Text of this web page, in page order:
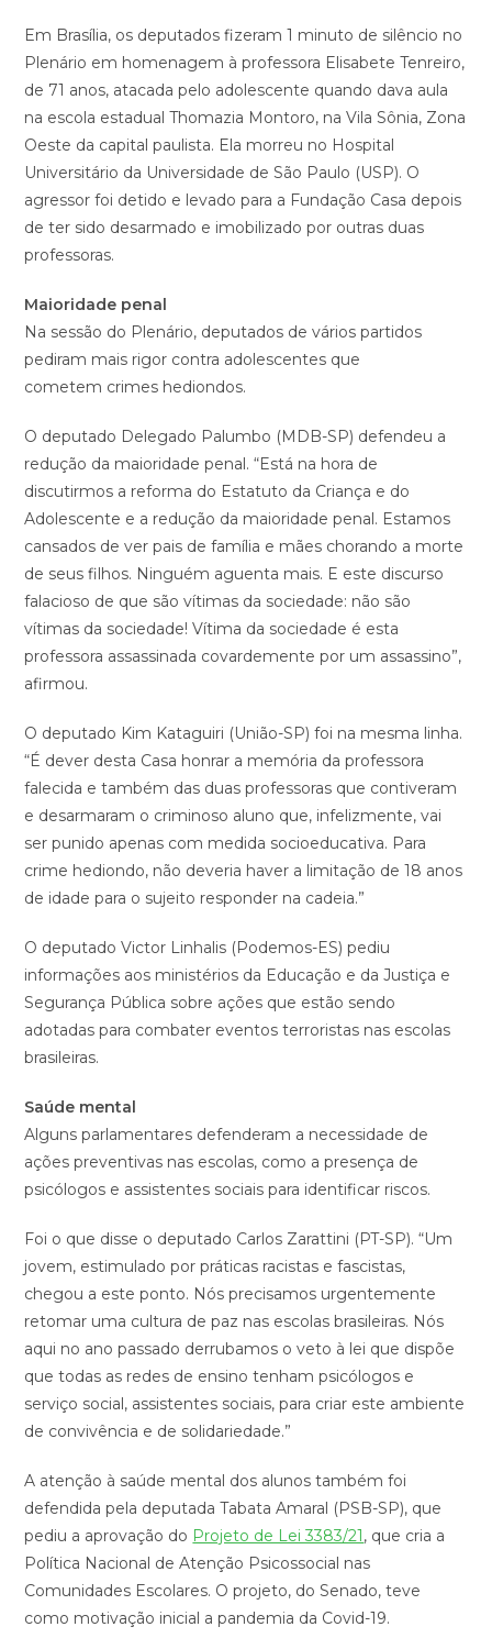
Em Brasília, os deputados fizeram 1 minuto de silêncio no
Plenário em homenagem à professora Elisabete Tenreiro,
de 71 anos, atacada pelo adolescente quando dava aula
na escola estadual Thomazia Montoro, na Vila Sônia, Zona
Oeste da capital paulista. Ela morreu no Hospital
Universitário da Universidade de São Paulo (USP). O
agressor foi detido e levado para a Fundação Casa depois
de ter sido desarmado e imobilizado por outras duas
professoras.
Maioridade penal
Na sessão do Plenário, deputados de vários partidos
pediram mais rigor contra adolescentes que
cometem crimes hediondos.
O deputado Delegado Palumbo (MDB-SP) defendeu a
redução da maioridade penal. “Está na hora de
discutirmos a reforma do Estatuto da Criança e do
Adolescente e a redução da maioridade penal. Estamos
cansados de ver pais de família e mães chorando a morte
de seus filhos. Ninguém aguenta mais. E este discurso
falacioso de que são vítimas da sociedade: não são
vítimas da sociedade! Vítima da sociedade é esta
professora assassinada covardemente por um assassino”,
afirmou.
O deputado Kim Kataguiri (União-SP) foi na mesma linha.
“É dever desta Casa honrar a memória da professora
falecida e também das duas professoras que contiveram
e desarmaram o criminoso aluno que, infelizmente, vai
ser punido apenas com medida socioeducativa. Para
crime hediondo, não deveria haver a limitação de 18 anos
de idade para o sujeito responder na cadeia.”
O deputado Victor Linhalis (Podemos-ES) pediu
informações aos ministérios da Educação e da Justiça e
Segurança Pública sobre ações que estão sendo
adotadas para combater eventos terroristas nas escolas
brasileiras.
Saúde mental
Alguns parlamentares defenderam a necessidade de
ações preventivas nas escolas, como a presença de
psicólogos e assistentes sociais para identificar riscos.
Foi o que disse o deputado Carlos Zarattini (PT-SP). “Um
jovem, estimulado por práticas racistas e fascistas,
chegou a este ponto. Nós precisamos urgentemente
retomar uma cultura de paz nas escolas brasileiras. Nós
aqui no ano passado derrubamos o veto à lei que dispõe
que todas as redes de ensino tenham psicólogos e
serviço social, assistentes sociais, para criar este ambiente
de convivência e de solidariedade.”
A atenção à saúde mental dos alunos também foi
defendida pela deputada Tabata Amaral (PSB-SP), que
pediu a aprovação do Projeto de Lei 3383/21, que cria a
Política Nacional de Atenção Psicossocial nas
Comunidades Escolares. O projeto, do Senado, teve
como motivação inicial a pandemia da Covid-19.